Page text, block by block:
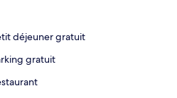
déjeuner gratuit
gratuit